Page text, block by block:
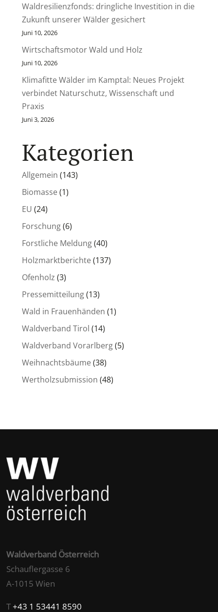
Waldresilienzfonds: dringliche Investition in die
Zukunft unserer Wälder gesichert
Juni 10, 2026
Wirtschaftsmotor Wald und Holz
Juni 10, 2026
Klimafitte Wälder im Kamptal: Neues Projekt
verbindet Naturschutz, Wissenschaft und
Praxis
Juni 3, 2026
Kategorien
Allgemein (143)
Biomasse(1)
EU (24)
Forschung(6)
Forstliche Meldung(40)
Holzmarktberichte(137)
Ofenholz (3)
Pressemitteilung(13)
Wald in Frauenhänden (1)
Waldverband Tirol (14)
Waldverband Vorarlberg(5)
Weihnachtsbäume(38)
Wertholzsubmission (48)
Waldverband Österreich
Schauflergasse 6
A-1015 Wien
T+43 1 53441 8590